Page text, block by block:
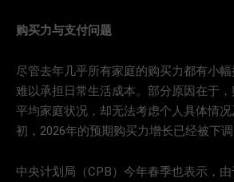
购买力与支付问题
尽管去年几乎所有家庭的购买力都有小
难以承担日常生活成本。部分原因在于
平均家庭状况，却无法考虑个人具体情
初，2026年的预期购买力增长已经被下调
中央计划局（CPB）今年春季也表示，